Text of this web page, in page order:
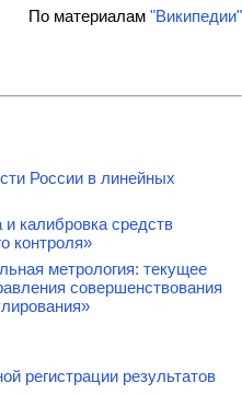
По материалам "Википедии"
России в линейных
калибровка средств
контроля»
метрология: текущее
совершенствования
регистрации результатов